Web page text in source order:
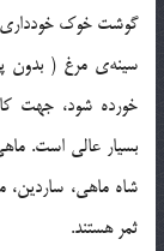
گوشت خوک خودداری
سینه‌ی مرغ ( بدون
خورده شود، جهت
بسیار عالی است.
شاه ماهی، ساردین،
ثمر هستند.